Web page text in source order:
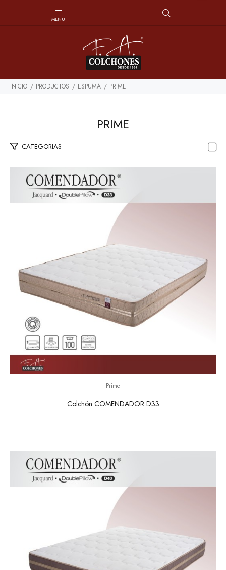
INICIO PRODUCTOS ESPUMA PRIME
PRIME
CATEGORIAS
Prime
Colchón COMENDADOR D33